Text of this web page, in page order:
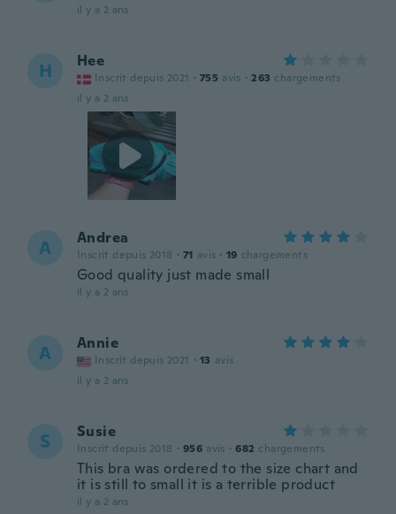
il y a 2 ans
H Hee
Inscrit depuis 2021 · 755 avis · 263 chargements
il y a 2 ans
A Andrea
Inscrit depuis 2018 · 71 avis · 19 chargements
Good quality just made small
il y a 2 ans
A Annie
Inscrit depuis 2021 · 13 avis
il y a 2 ans
S Susie
Inscrit depuis 2018 · 956 avis · 682 chargements
This bra was ordered to the size chart and
it is still to small it is a terrible product
il y a 2 ans